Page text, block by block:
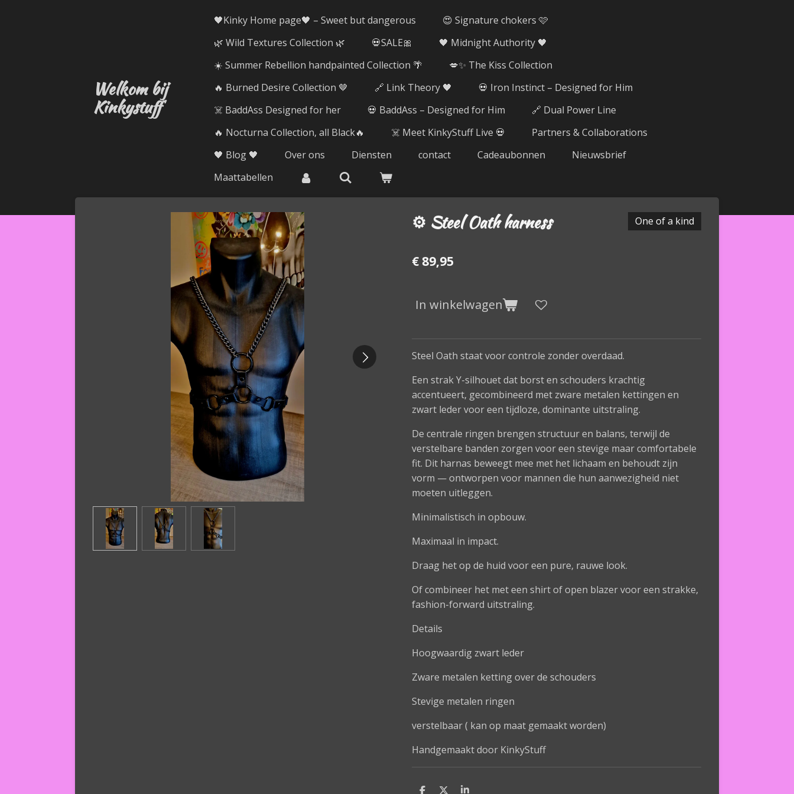
Welkom bij
Kinkystuff
🖤Kinky Home page🖤 – Sweet but dangerous
😍 Signature chokers 🩷
🌿 Wild Textures Collection 🌿
💀SALE🎀
🖤 Midnight Authority 🖤
☀️ Summer Rebellion handpainted Collection 🌴
💋✨ The Kiss Collection
🔥 Burned Desire Collection 🤎
🔗 Link Theory 🖤
💀 Iron Instinct – Designed for Him
☠️ BaddAss Designed for her
💀 BaddAss – Designed for Him
🔗 Dual Power Line
🔥 Nocturna Collection, all Black🔥
☠️ Meet KinkyStuff Live 💀
Partners & Collaborations
🖤 Blog 🖤
Over ons Diensten contact Cadeaubonnen
Nieuwsbrief
Maattabellen
⚙️ Steel Oath harness One of a kind
€ 89,95
In winkelwagen
Steel Oath staat voor controle zonder overdaad.
Een strak Y-silhouet dat borst en schouders krachtig
accentueert, gecombineerd met zware metalen kettingen en
zwart leder voor een tijdloze, dominante uitstraling.
De centrale ringen brengen structuur en balans, terwijl de
verstelbare banden zorgen voor een stevige maar comfortabele
fit. Dit harnas beweegt mee met het lichaam en behoudt zijn
vorm — ontworpen voor mannen die hun aanwezigheid niet
moeten uitleggen.
Minimalistisch in opbouw.
Maximaal in impact.
Draag het op de huid voor een pure, rauwe look.
Of combineer het met een shirt of open blazer voor een strakke,
fashion-forward uitstraling.
Details
Hoogwaardig zwart leder
Zware metalen ketting over de schouders
Stevige metalen ringen
verstelbaar ( kan op maat gemaakt worden)
Handgemaakt door KinkyStuff